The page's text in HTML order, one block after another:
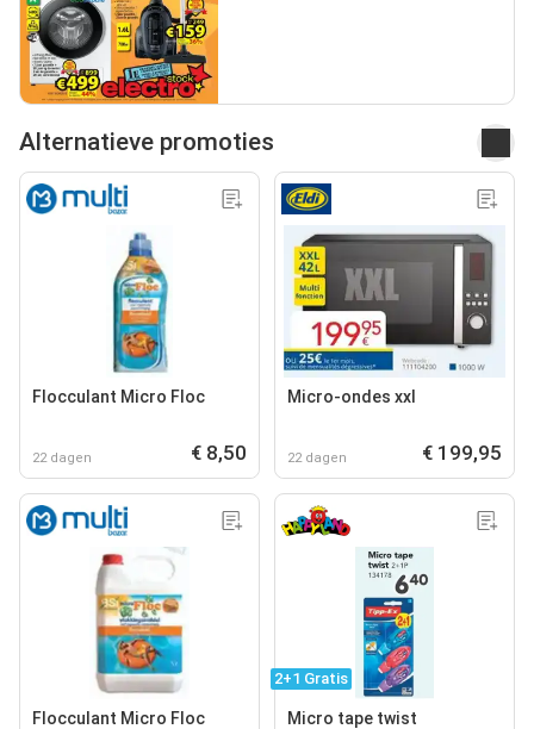
Alternatieve promoties
Flocculant Micro Floc
22 dagen € 8,50
Micro-ondes xxl
22 dagen € 199,95
Flocculant Micro Floc
2+1 Gratis
Micro tape twist